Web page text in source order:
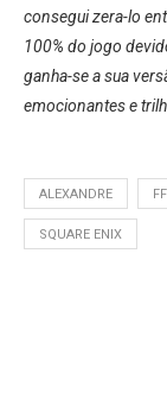
consegui zera-lo
100% do jogo
ganha-se a sua
emocionantes e
ALEXANDRE
SQUARE ENIX